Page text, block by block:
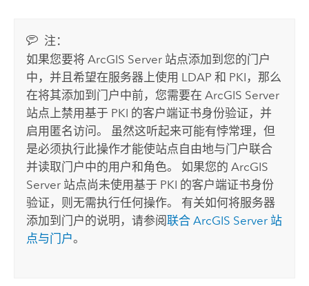
注：
如果您要将ArcGIS Server 站点添加到您的门户
中，并且希望在服务器上使用 LDAP 和 PKI，那么
在将其添加到门户中前，您需要在ArcGIS Server
站点上禁用基于 PKI 的客户端证书身份验证，并
启用匿名访问。 虽然这听起来可能有悖常理，但
是必须执行此操作才能使站点自由地与门户联合
并读取门户中的用户和角色。 如果您的ArcGIS
Server 站点尚未使用基于 PKI 的客户端证书身份
验证，则无需执行任何操作。 有关如何将服务器
添加到门户的说明，请参阅联合 ArcGIS Server 站
点与门户。